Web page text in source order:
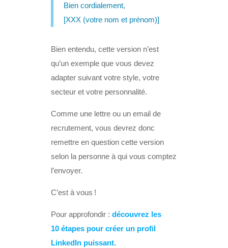
Bien cordialement,
[XXX (votre nom et prénom)]
Bien entendu, cette version n’est
qu’un exemple que vous devez
adapter suivant votre style, votre
secteur et votre personnalité.
Comme une lettre ou un email de
recrutement, vous devrez donc
remettre en question cette version
selon la personne à qui vous comptez
l’envoyer.
C’est à vous !
Pour approfondir :découvrez les
10 étapes pour créer un profil
LinkedIn puissant.